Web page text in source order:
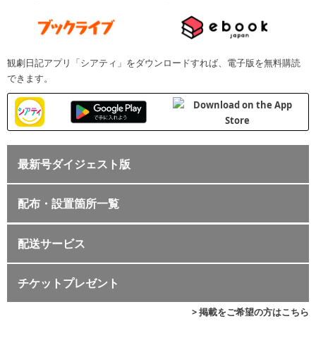
観劇日記アプリ「シアティ」をダウンロードすれば、電子版を無料購読
できます。
最新号ダイジェスト版
配布・設置箇所一覧
配送サービス
チケットプレゼント
> 掲載をご希望の方はこちら